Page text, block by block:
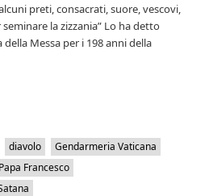
preti, consacrati, suore, vescovi,
la zizzania” Lo ha detto
della Messa per i 198 anni della
diavolo
Gendarmeria Vaticana
Papa Francesco